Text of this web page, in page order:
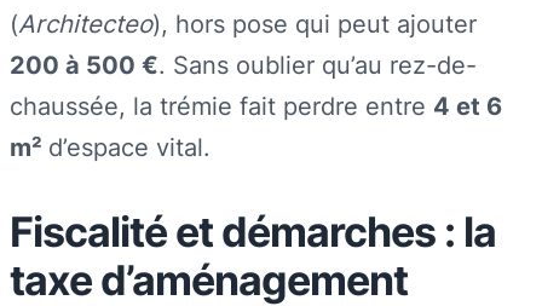
(Architecteo), hors pose qui peut ajouter
200 à 500 €. Sans oublier qu’au rez-de-
chaussée, la trémie fait perdre entre 4 et 6
m² d’espace vital.
Fiscalité et démarches : la
taxe d’aménagement